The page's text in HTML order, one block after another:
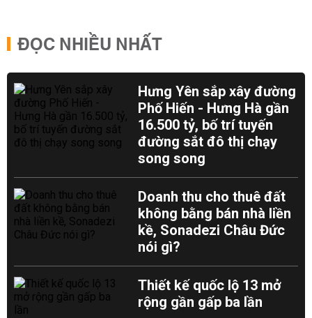
ĐỌC NHIỀU NHẤT
Hưng Yên sắp xây đường
Phố Hiến - Hưng Hà gần
16.500 tỷ, bố trí tuyến
đường sắt đô thị chạy
song song
Doanh thu cho thuê đất
không bằng bán nhà liền
kề, Sonadezi Châu Đức
nói gì?
Thiết kế quốc lộ 13 mở
rộng gần gấp ba lần